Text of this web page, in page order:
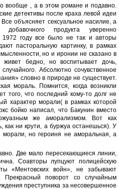
вообще , а в этом романе и подавно.
детективы после краха левой идеи
объясняет сексуальное насилие, а
добавочного продукта уверенно
году все было не так и авторы
пасторальную картинку, в рамках
но и иронии не сказано в
бедно, но воспитывает дочь,
Абсолютно сочувственное
словно в природе не существует.
мораль. Помнится, когда возникли
того, что последний кому-то долг не
характер морали( в рамках которой
бойко написал, что Бакунин вместо
же аморализмом. Вот как
как ни крути, а буржуа останешься). У
морали, но героиня не аморальная, а
Две мало пересекающиеся линии,
Соавторы лупцуют полицейскую
«Ментовских войн», не забывают
Прекрасный поворот со случайным
преступника за несовершенное